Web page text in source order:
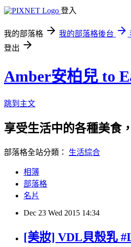
登入
我的部落格 我的部落格後台
登出
Amber安柏兒 to
跳到主文
享受生活中的各種美食
部落格全站分類： 生活綜合
相簿
部落格
名片
Dec 23 Wed 2015 14:34
[美妝] VDL貝殼乳